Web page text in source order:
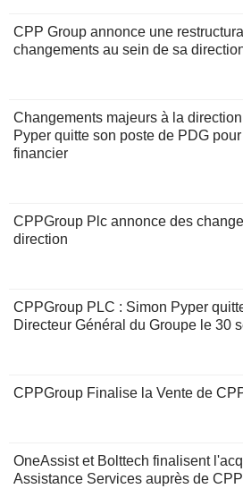
CPP Group annonce une
changements au sein de sa
Changements majeurs à la
Pyper quitte son poste de PDG
financier
CPPGroup Plc annonce des
direction
CPPGroup PLC : Simon Pyper
Directeur Général du Groupe le 30
CPPGroup Finalise la Vente de
OneAssist et Bolttech finalisent
Assistance Services auprès de